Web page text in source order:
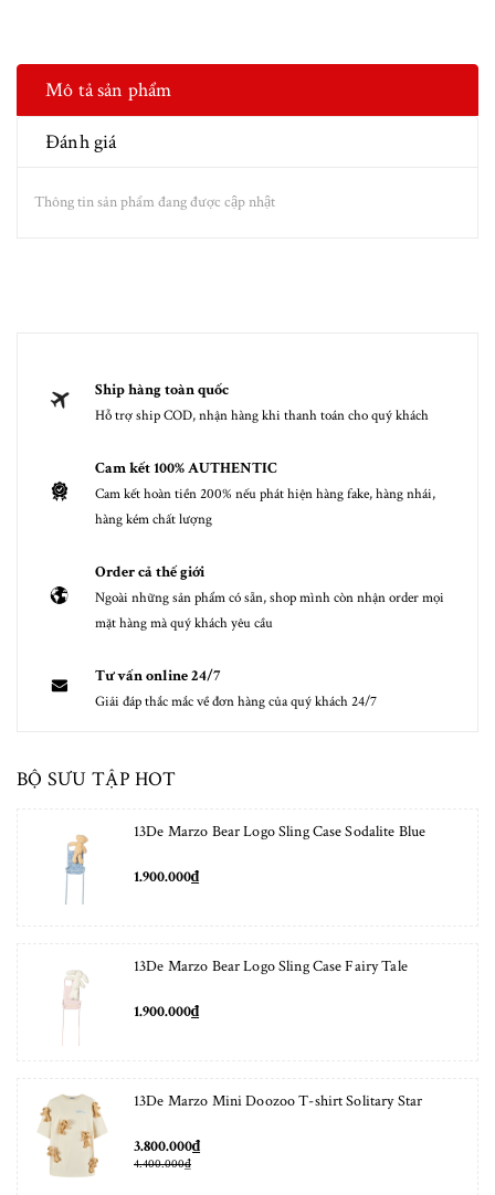
Mô tả sản phẩm
Đánh giá
Thông tin sản phẩm đang được cập nhật
Ship hàng toàn quốc
Hỗ trợ ship COD, nhận hàng khi thanh toán cho quý khách
Cam kết 100% AUTHENTIC
Cam kết hoàn tiền 200% nếu phát hiện hàng fake, hàng nhái,
hàng kém chất lượng
Order cả thế giới
Ngoài những sản phẩm có sẵn, shop mình còn nhận order mọi
mặt hàng mà quý khách yêu cầu
Tư vấn online 24/7
Giải đáp thắc mắc về đơn hàng của quý khách 24/7
BỘ SƯU TẬP HOT
13De Marzo Bear Logo Sling Case Sodalite Blue
1.900.000₫
13De Marzo Bear Logo Sling Case Fairy Tale
1.900.000₫
13De Marzo Mini Doozoo T-shirt Solitary Star
3.800.000₫
4.400.000₫